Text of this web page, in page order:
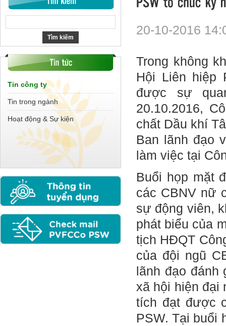
Tin công ty
Tin trong ngành
Hoạt động & Sự kiện
20-10-2016
Trong không
Hội Liên hiệp
được sự
20.10.2016,
chất Dầu khí
Ban lãnh đạo
làm việc tại
Buổi họp mặt
các CBNV nữ
sự động viên,
phát biểu của
tịch HĐQT
của đội ngũ
lãnh đạo
xã hội hiện đại
tích đạt được
PSW. Tại buổi